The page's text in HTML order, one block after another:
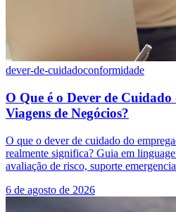
dever-de-cuidadoconformidade
O Que é o Dever de
Viagens de Negócios?
O que o dever de cuidado do
realmente significa? Guia em
avaliação de risco, suporte
6 de agosto de 2026